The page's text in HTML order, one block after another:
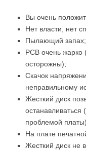
Вы очень
Нет власти, нет
Пылающий запах;
PCB очень жарко
осторожны);
Скачок
неправильному
Жесткий диск
останавливаться
проблемой
На плате
Жесткий диск не